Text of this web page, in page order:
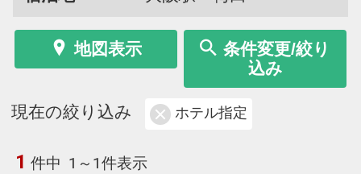
地図表示
条件変更/絞り
込み
現在の絞り込み ホテル指定
1 件中 1～1件表示